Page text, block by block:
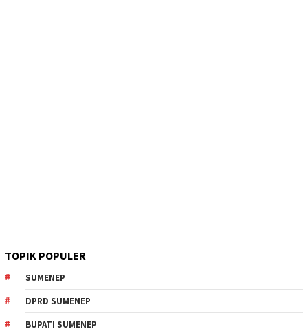
TOPIK POPULER
SUMENEP
DPRD SUMENEP
BUPATI SUMENEP